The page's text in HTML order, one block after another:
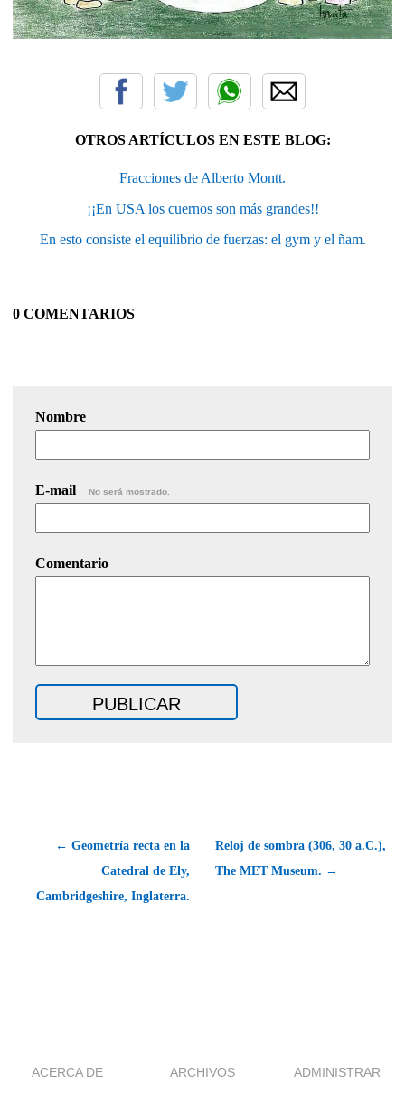
OTROS ARTÍCULOS EN ESTE BLOG:
Fracciones de Alberto Montt.
¡¡En USA los cuernos son más grandes!!
En esto consiste el equilibrio de fuerzas: el gym y el ñam.
0 COMENTARIOS
Nombre
E-mail No será mostrado.
Comentario
← Geometría recta en la
Catedral de Ely,
Cambridgeshire, Inglaterra.
Reloj de sombra (306, 30 a.C.),
The MET Museum. →
ACERCA DE ARCHIVOS ADMINISTRAR